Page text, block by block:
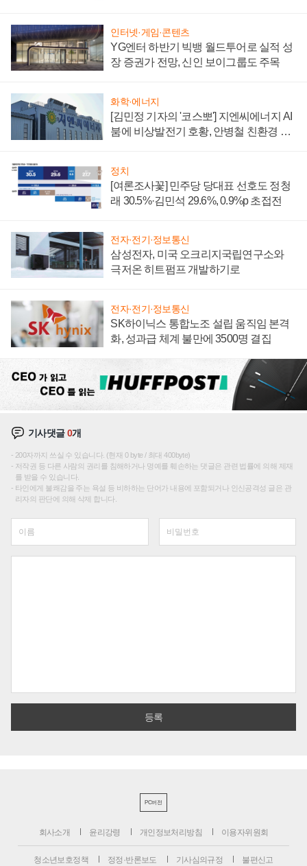
인터넷·게임·콘텐츠
YG엔터 하반기 빅뱅 월드투어로 실적 성
장 증권가 전망, 신인 보이그룹도 주목
화학·에너지
[김민정 기자의 '코스뽀'] 지엔씨에너지 AI
붐에 비상발전기 호황, 안병철 친환경 에
정치
[여론조사꽃] 민주당 당대표 선호도 정청
래 30.5%·김민석 29.6%, 0.9%p 초접전
전자·전기·정보통신
삼성전자, 미국 오크리지국립연구소와
극저온 히트펌프 개발하기로
전자·전기·정보통신
SK하이닉스 통합노조 설립 움직임 본격
화, 성과급 체계 불만에 3500명 결집
기사댓글0개
200자까지 쓰실 수 있습니다. (현재 0 byte / 최대 400byte)
저작권 등 다른 사람의 권리를 침해하거나 명예를 훼손하는 댓글은 관련 법률에 의해 제재
를 받을 수 있습니다.
타인에게 불쾌감을 주는 욕설 등 비하하는 단어가 내용에 포함되거나 인신공격성 글은 관
리자의 판단에 의해 삭제 합니다.
PC버전
회사소개 윤리강령 개인정보처리방침 이용자위원회
청소년보호정책 정정·반론보도 기사심의규정 불편신고